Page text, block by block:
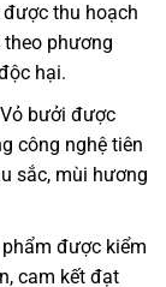
thu hoạch
phương
hại.
bưởi được
công nghệ tiên
sắc, mùi hương
được kiểm
cam kết đạt